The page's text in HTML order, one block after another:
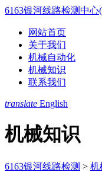
6163银河线路检测中心
网站首页
关于我们
机械自动化
机械知识
联系我们
translate English
机械知识
6163银河线路检测 > 机